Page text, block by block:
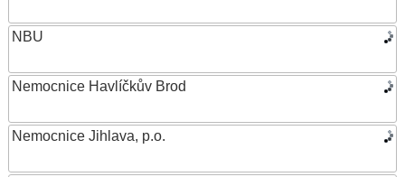
NBU
Nemocnice Havlíčkův Brod
Nemocnice Jihlava, p.o.